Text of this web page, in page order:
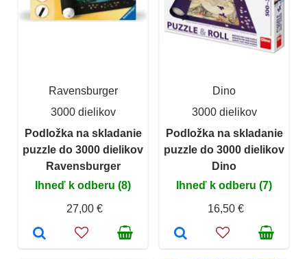
Ravensburger
3000 dielikov
Podložka na skladanie
puzzle do 3000 dielikov
Ravensburger
Ihneď k odberu (8)
27,00 €
Dino
3000 dielikov
Podložka na skladanie
puzzle do 3000 dielikov
Dino
Ihneď k odberu (7)
16,50 €